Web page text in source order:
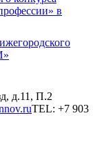
в
д.11, П.2
TEL: +7 903